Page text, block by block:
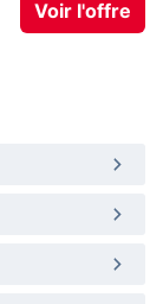
Voir l'offre